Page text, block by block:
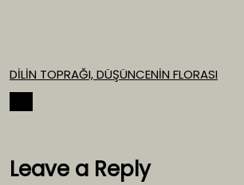
DİLİN TOPRAĞI, DÜŞÜNCENİN FLORASI
Leave a Reply